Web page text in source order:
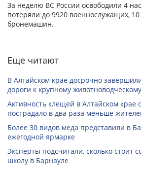
За неделю ВС России освободили 4
потеряли до 9920 военнослужащих,
бронемашин.
Еще читают
В Алтайском крае досрочно
дороги к крупному
Активность клещей в Алтайском крае
пострадало в два раза меньше
Более 30 видов меда представили в
ежегодной ярмарке
Эксперты подсчитали, сколько стоит
школу в Барнауле